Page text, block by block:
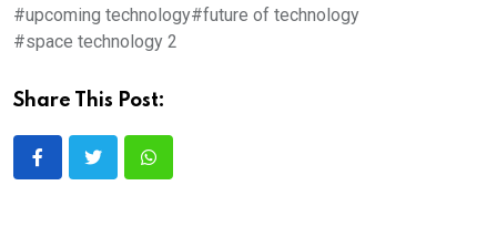
#upcoming technology#future of technology
#space technology 2
Share This Post: